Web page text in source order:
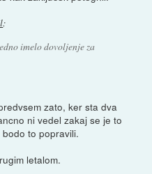
:
imelo dovoljenje za
zato, ker sta dva
ni vedel zakaj se je to
to popravili.
letalom.